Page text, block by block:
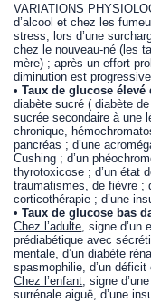
VARIATIONS
d’alcool et chez les
stress, lors d’une
chez le nouveau-né (les
mère) ; après un effort
diminution est
•Taux de glucose élevé
diabète sucré ( diabète
sucrée secondaire à une
chronique,
pancréas ; d’une
Cushing ; d’un
thyrotoxicose ; d’un état
traumatismes, de fièvre ;
corticothérapie ; d’une
•Taux de glucose bas
Chez l’adulte , signe
prédiabétique avec
mentale, d’un diabète
spasmophilie, d’un déficit
Chez l’enfant , signe
surrénale aiguë, d’une